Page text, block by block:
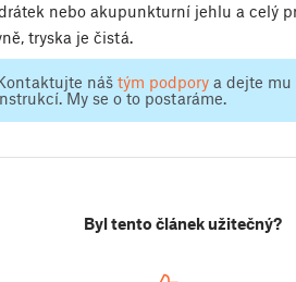
nebo akupunkturní jehlu a celý
tryska je čistá.
náš tým podporya dejte mu
My se o to postaráme.
Byl tento článek užitečný?